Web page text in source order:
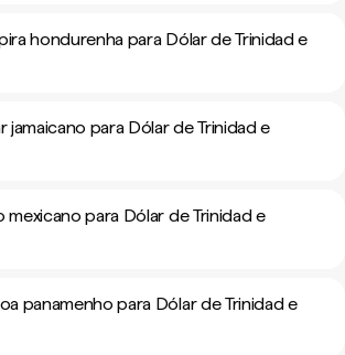
hondurenha para Dólar de Trinidad e
jamaicano para Dólar de Trinidad e
mexicano para Dólar de Trinidad e
panamenho para Dólar de Trinidad e